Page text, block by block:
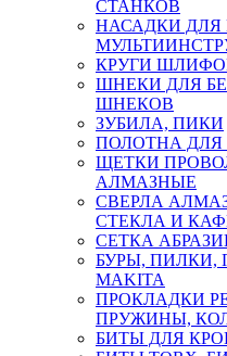
СТАНКОВ
НАСАДКИ ДЛЯ
КРУГИ
ШНЕКИ ДЛЯ
ШНЕКОВ
ЗУБИЛА, ПИКИ
ПОЛОТНА
ЩЕТКИ
АЛМАЗНЫЕ
СВЕРЛА
СТЕКЛА И
СЕТКА
БУРЫ, ПИЛКИ,
MAKITA
ПРОКЛАДКИ
ПРУЖИНЫ,
БИТЫ ДЛЯ